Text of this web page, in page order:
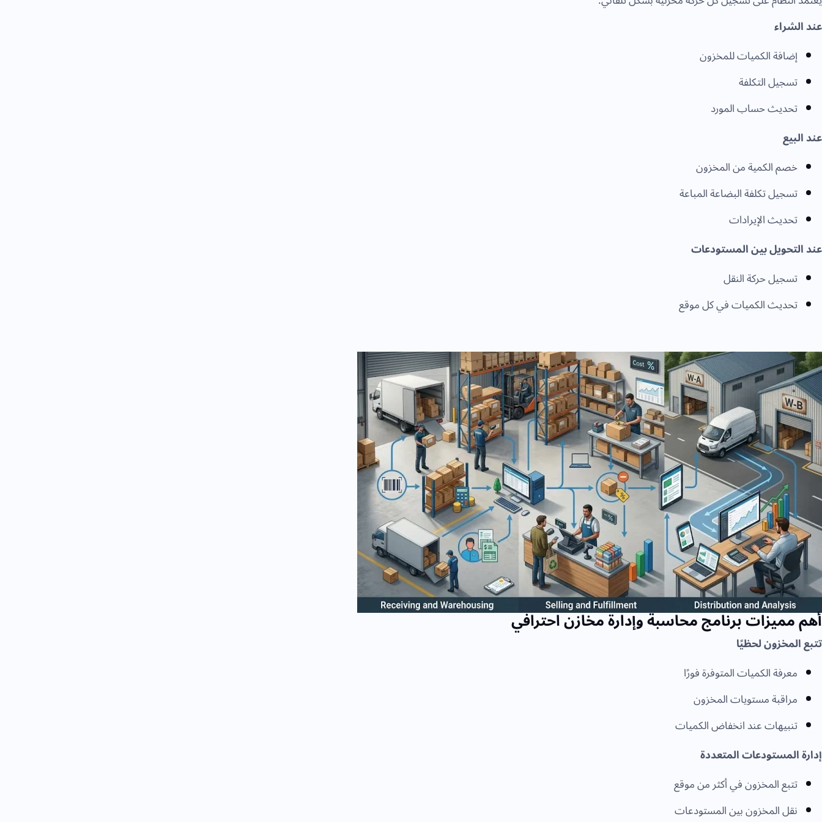
عند الشراء
إضافة الكميات للمخزون
تسجيل التكلفة
تحديث حساب المورد
عند البيع
خصم الكمية من المخزون
تسجيل تكلفة البضاعة المباعة
تحديث الإيرادات
عند التحويل بين المستودعات
تسجيل حركة النقل
تحديث الكميات في كل موقع
أهم مميزات برنامج محاسبة وإدارة مخازن احترافي
تتبع المخزون لحظيًا
معرفة الكميات المتوفرة فورًا
مراقبة مستويات المخزون
تنبيهات عند انخفاض الكميات
إدارة المستودعات المتعددة
تتبع المخزون في أكثر من موقع
نقل المخزون بين المستودعات